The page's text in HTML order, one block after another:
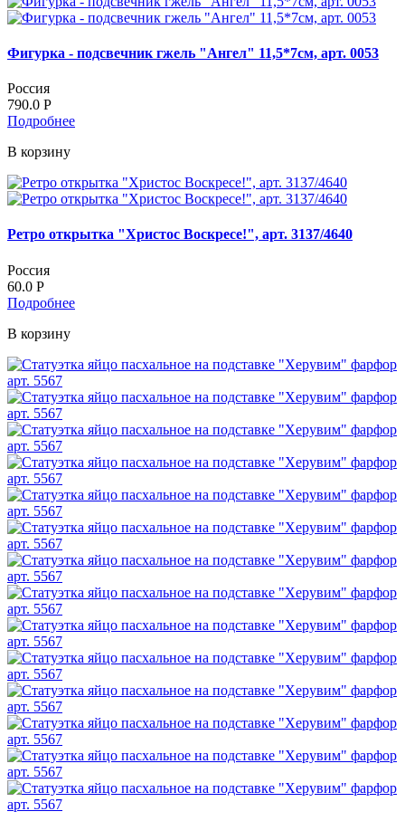
Фигурка - подсвечник гжель "Ангел" 11,5*7см, арт. 0053
Россия
790.0 Р
Подробнее
В корзину
Ретро открытка "Христос Воскресе!", арт. 3137/4640
Россия
60.0 Р
Подробнее
В корзину